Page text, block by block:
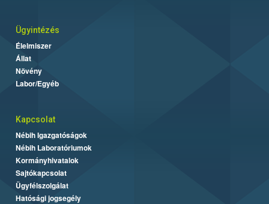
Ügyintézés
Élelmiszer
Állat
Növény
Labor/Egyéb
Kapcsolat
Nébih Igazgatóságok
Nébih Laboratóriumok
Kormányhivatalok
Sajtókapcsolat
Ügyfélszolgálat
Hatósági jogsegély